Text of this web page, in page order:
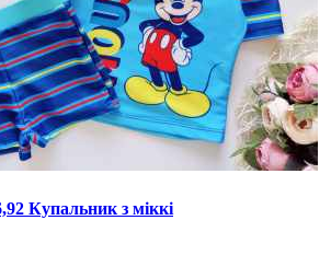
Купальник з міккі